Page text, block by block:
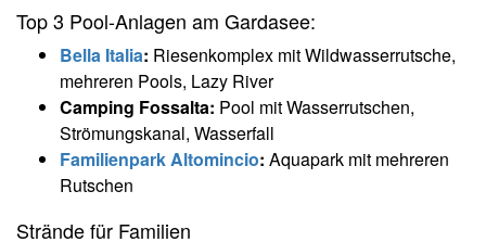
Top 3 Pool-Anlagen am Gardasee:
Bella Italia: Riesenkomplex mit Wildwasserrutsche,
mehreren Pools, Lazy River
Camping Fossalta: Pool mit Wasserrutschen,
Strömungskanal, Wasserfall
Familienpark Altomincio: Aquapark mit mehreren
Rutschen
Strände für Familien